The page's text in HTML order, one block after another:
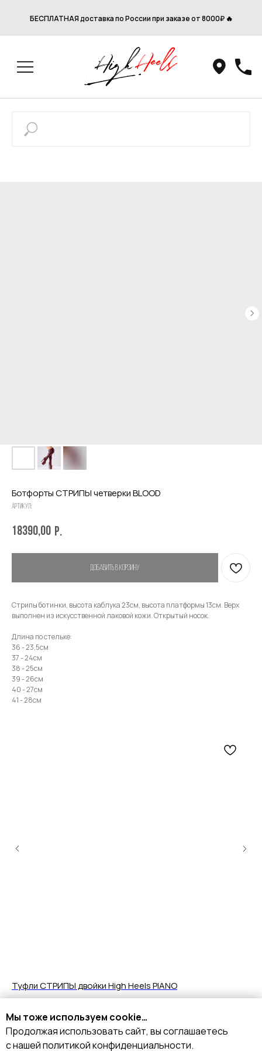
...и узнавай об акциях первой!
Email
Имя
Телефон
Нажимая на кнопку, вы даете согласие на обработку своих
персональных данных согласно 152-ФЗ.
БЕСПЛАТНАЯ доставка по России при заказе от 8000₽ 🔥
Мы тоже используем cookie…
Продолжая использовать сайт, вы соглашаетесь
с нашей политикой конфиденциальности.
Ботфорты СТРИПЫ четверки BLOOD
Артикул:
18390,00 р.
Добавить в корзину
Стрипы ботинки, высота каблука 23см, высота платформы 13см. Верх
выполнен из искусственной лаковой кожи. Открытый носок.
Длина по стельке:
36 - 23,5см
37 - 24см
38 - 25см
39 - 26см
40 - 27см
41 - 28см
Туфли СТРИПЫ двойки High Heels PIANO
Подробнее